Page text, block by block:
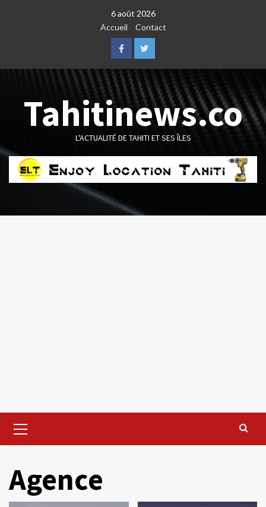
6 août 2026
Accueil
Contact
FacebookTwitter
Tahitinews.co
L'ACTUALITÉ DE TAHITI ET SES ÎLES
Menu
Agence